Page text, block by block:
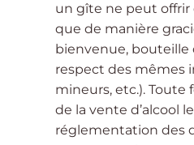
un gîte ne peut offrir
que de manière
bienvenue, bouteille
respect des mêmes
mineurs, etc.). Toute
de la vente d’alcool
réglementation des